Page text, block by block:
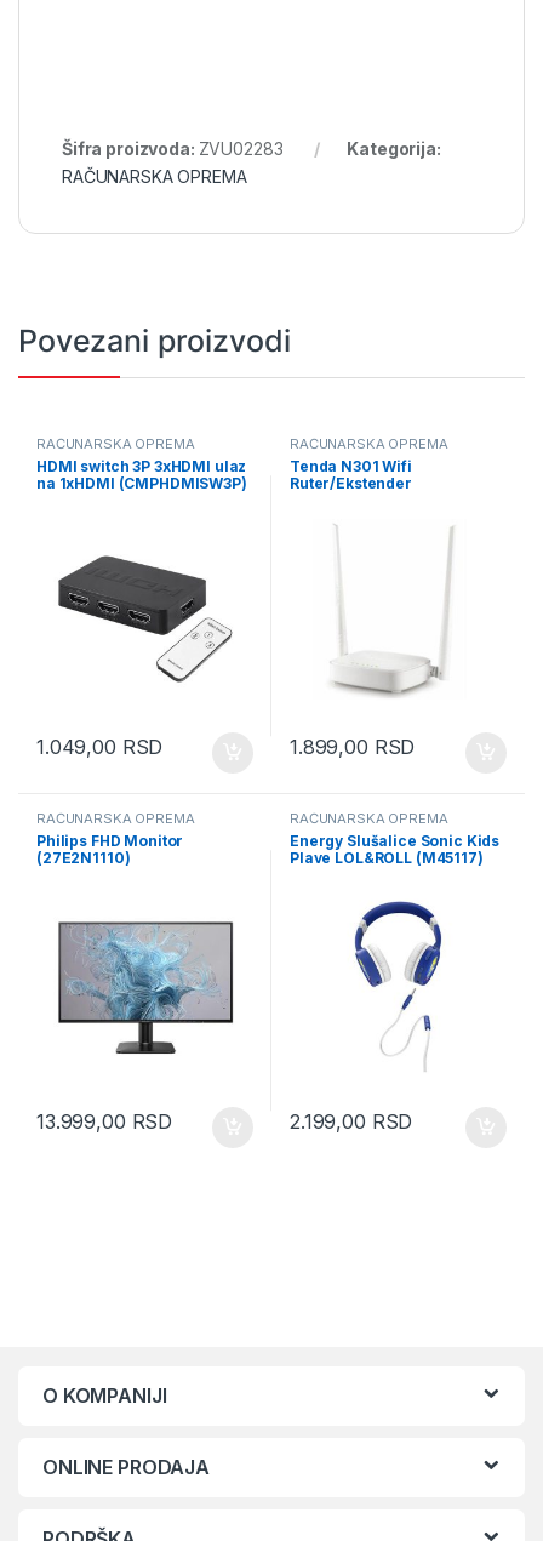
Šifra proizvoda: ZVU02283
Kategorija:
RAČUNARSKA OPREMA
Povezani proizvodi
RAČUNARSKA OPREMA
HDMI switch 3P 3xHDMI ulaz
na 1xHDMI (CMPHDMISW3P)
1.049,00 RSD
RAČUNARSKA OPREMA
Tenda N301 Wifi
Ruter/Ekstender
1.899,00 RSD
RAČUNARSKA OPREMA
Philips FHD Monitor
(27E2N1110)
13.999,00 RSD
RAČUNARSKA OPREMA
Energy Slušalice Sonic Kids
Plave LOL&ROLL (M45117)
2.199,00 RSD
O KOMPANIJI
ONLINE PRODAJA